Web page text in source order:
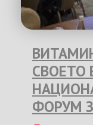
СВОЕТО
ФОРУМ